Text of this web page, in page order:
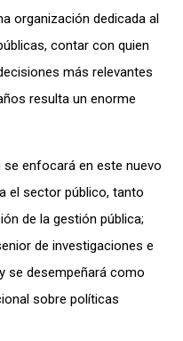
organización dedicada al
contar con quien
más relevantes
resulta un enorme
se enfocará en este nuevo
el sector público, tanto
de la gestión pública;
de investigaciones e
y se desempeñará como
sobre políticas